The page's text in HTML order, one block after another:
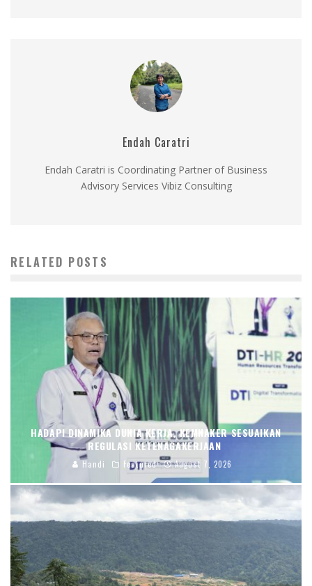
Endah Caratri
Endah Caratri is Coordinating Partner of Business
Advisory Services Vibiz Consulting
RELATED POSTS
HADAPI DINAMIKA DUNIA KERJA, KEMNAKER SESUAIKAN
REGULASI KETENAGAKERJAAN
Handi Featured August 7, 2026